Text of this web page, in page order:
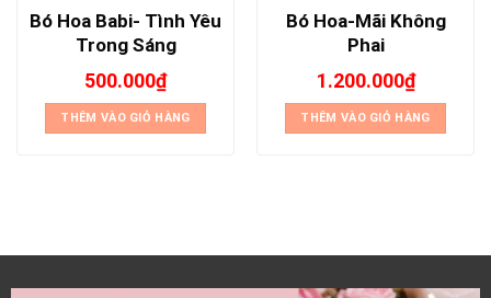
Bó Hoa Babi- Tình Yêu
Trong Sáng
500.000₫
THÊM VÀO GIỎ HÀNG
Bó Hoa-Mãi Không
Phai
1.200.000₫
THÊM VÀO GIỎ HÀNG